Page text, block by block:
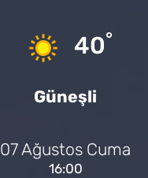
40°
Güneşli
07 Ağustos Cuma
16:00